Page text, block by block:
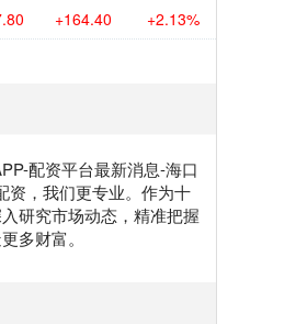
+164.40 +2.13%
配资平台最新消息-海口
资，我们更专业。作为十
研究市场动态，精准把握
多财富。